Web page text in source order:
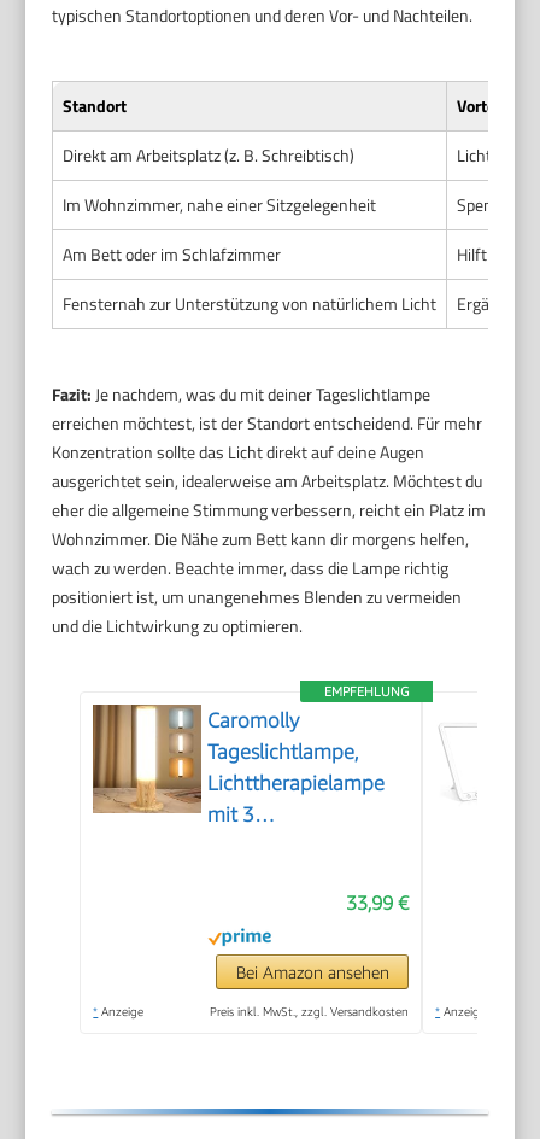
typischen Standortoptionen und deren Vor- und Nachteilen.
Standort
Vorteile
Direkt am Arbeitsplatz (z. B. Schreibtisch)
Licht zielt
Im Wohnzimmer, nahe einer Sitzgelegenheit
Spendet
Am Bett oder im Schlafzimmer
Hilft beim
Fensternah zur Unterstützung von natürlichem Licht
Ergänzt
Fazit: Je nachdem, was du mit deiner Tageslichtlampe
erreichen möchtest, ist der Standort entscheidend. Für mehr
Konzentration sollte das Licht direkt auf deine Augen
ausgerichtet sein, idealerweise am Arbeitsplatz. Möchtest du
eher die allgemeine Stimmung verbessern, reicht ein Platz im
Wohnzimmer. Die Nähe zum Bett kann dir morgens helfen,
wach zu werden. Beachte immer, dass die Lampe richtig
positioniert ist, um unangenehmes Blenden zu vermeiden
und die Lichtwirkung zu optimieren.
EMPFEHLUNG
Caromolly
Tageslichtlampe,
Lichttherapielampe
mit 3
Tageslicht, Flimmer-
und UV-freie LED-
Tageslichtleuchte,
33,99 €
Bei Amazon ansehen
* Anzeige Preis inkl. MwSt., zzgl. Versandkosten * Anzeige